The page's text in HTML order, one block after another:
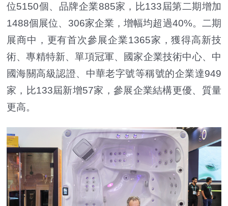
位5150個、品牌企業885家，比133屆第二期增加
1488個展位、306家企業，增幅均超過40%。二期
展商中，更有首次參展企業1365家，獲得高新技
術、專精特新、單項冠軍、國家企業技術中心、中
國海關高級認證、中華老字號等稱號的企業達949
家，比133屆新增57家，參展企業結構更優、質量
更高。